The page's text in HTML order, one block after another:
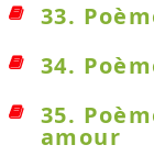
33.
34.
35.
amour